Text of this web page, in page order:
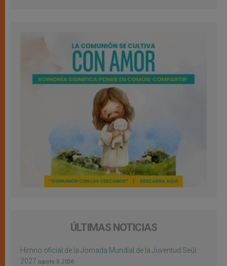
ÚLTIMAS NOTICIAS
Himno oficial de la Jornada Mundial de la Juventud Seúl
2027 agosto 3, 2026